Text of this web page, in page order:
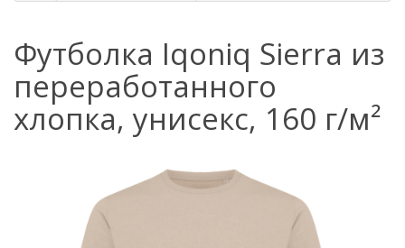
Футболка Iqoniq Sierra из
переработанного
хлопка, унисекс, 160 г/м²